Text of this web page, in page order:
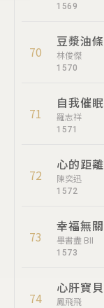
1569
70
豆漿油條
林俊傑
1570
71
自我催眠
羅志祥
1571
72
心的距離
陳奕迅
1572
73
幸福無關
畢書盡 BII
1573
74
心肝寶貝
鳳飛飛